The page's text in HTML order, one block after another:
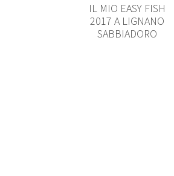
IL MIO EASY FISH
2017 A LIGNANO
SABBIADORO